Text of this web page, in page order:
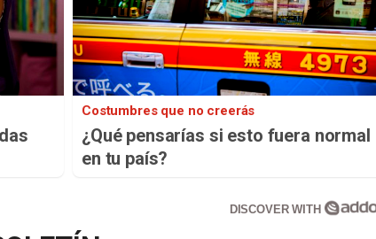
Costumbres que no creerás
¿Qué pensarías si esto fuera normal
en tu país?
DISCOVER WITH